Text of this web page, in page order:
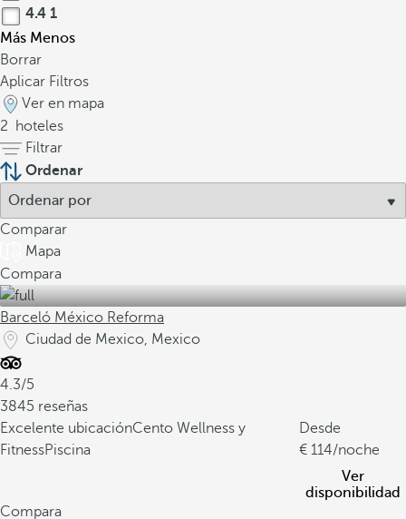
4.4 1
Más Menos
Borrar
Aplicar Filtros
Ver en mapa
2
hoteles
Filtrar
Ordenar
Comparar
Mapa
Compara
Barceló México Reforma
Ciudad de Mexico, Mexico
4.3/5
3845 reseñas
Excelente ubicaciónCento Wellness y
FitnessPiscina
Desde
114/noche
Ver
disponibilidad
Compara